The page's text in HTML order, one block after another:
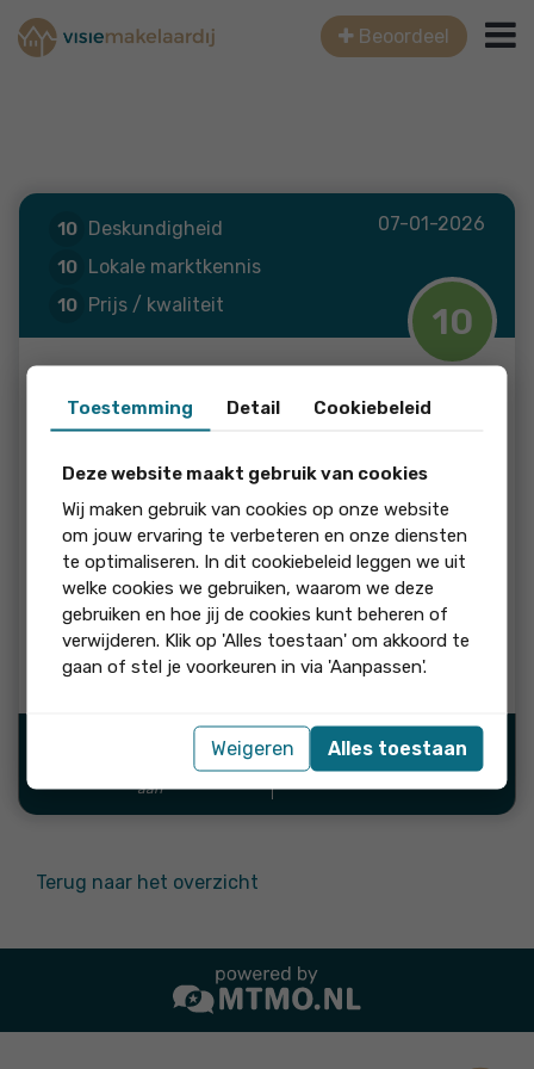
Beoordeel
07-01-2026
10
10 Deskundigheid
10 Lokale marktkennis
10 Prijs / kwaliteit
10 Service en begeleiding
soort review: Verkoop
Een funda gebruiker
Zalm 5
beoordeling:
Visie Makelaars beloofde geen gouden bergen maar
adviseerde een realistische vraagprijs waarmee mijn huis
vlot verkocht werd. Een probleem met een stukje
gemeenschappelijke grond, werd vakkundig achter de
schermen opgelost.
"Ja, ik beveel dit bedrijf
aan"
Bron:
Terug naar het overzicht
Toestemming Detail Cookiebeleid
Deze website maakt gebruik van cookies
Wij maken gebruik van cookies op onze website
om jouw ervaring te verbeteren en onze diensten
te optimaliseren. In dit cookiebeleid leggen we uit
welke cookies we gebruiken, waarom we deze
gebruiken en hoe jij de cookies kunt beheren of
verwijderen. Klik op 'Alles toestaan' om akkoord te
gaan of stel je voorkeuren in via 'Aanpassen'.
Weigeren Alles toestaan